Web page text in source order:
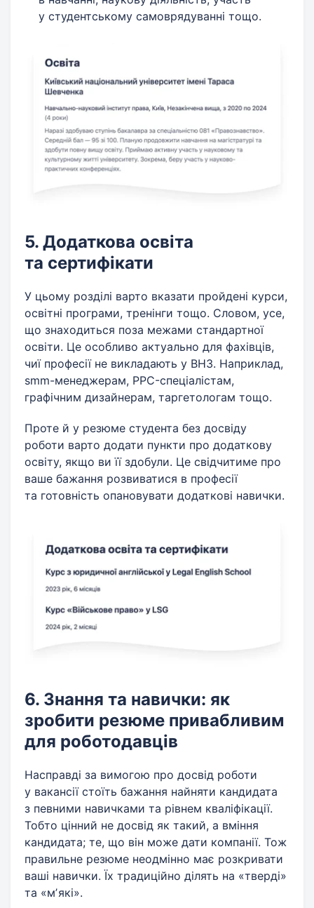
у студентському самоврядуванні тощо.
5. Додаткова освіта
та сертифікати
У цьому розділі варто вказати пройдені курси,
освітні програми, тренінги тощо. Словом, усе,
що знаходиться поза межами стандартної
освіти. Це особливо актуально для фахівців,
чиї професії не викладають у ВНЗ. Наприклад,
smm-менеджерам, PPC-спеціалістам,
графічним дизайнерам, таргетологам тощо.
Проте й у резюме студента без досвіду
роботи варто додати пункти про додаткову
освіту, якщо ви її здобули. Це свідчитиме про
ваше бажання розвиватися в професії
та готовність опановувати додаткові навички.
6. Знання та навички: як
зробити резюме привабливим
для роботодавців
Насправді за вимогою про досвід роботи
у вакансії стоїть бажання найняти кандидата
з певними навичками та рівнем кваліфікації.
Тобто цінний не досвід як такий, а вміння
кандидата; те, що він може дати компанії. Тож
правильне резюме неодмінно має розкривати
ваші навички. Їх традиційно ділять на «тверді»
та «мʼякі».